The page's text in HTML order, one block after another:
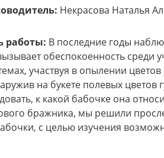
Некрасова Наталья
работы: В последние годы
обеспокоенность среди
участвуя в опылении
на букете полевых цветов
к какой бабочке она
бражника, мы решили
с целью изучения